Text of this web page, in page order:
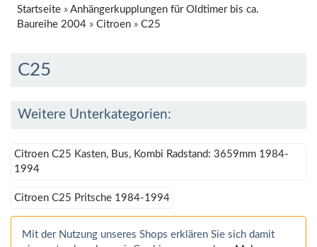
Startseite » Anhängerkupplungen für Oldtimer bis ca.
Baureihe 2004 » Citroen » C25
C25
Weitere Unterkategorien:
Citroen C25 Kasten, Bus, Kombi Radstand: 3659mm 1984-
1994
Citroen C25 Pritsche 1984-1994
Mit der Nutzung unseres Shops erklären Sie sich damit